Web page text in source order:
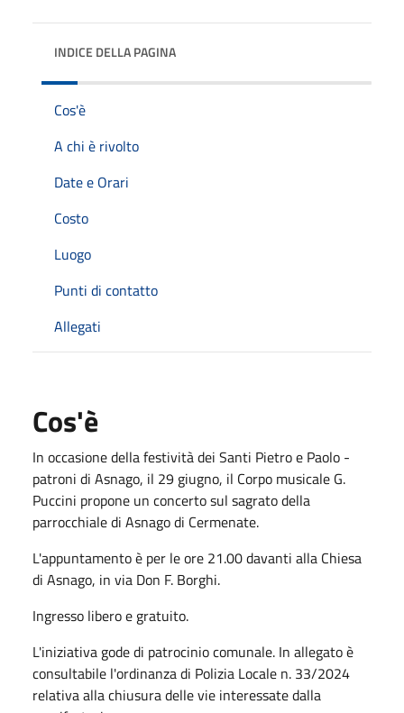
INDICE DELLA PAGINA
Cos'è
A chi è rivolto
Date e Orari
Costo
Luogo
Punti di contatto
Allegati
Cos'è
In occasione della festività dei Santi Pietro e Paolo -
patroni di Asnago, il 29 giugno, il Corpo musicale G.
Puccini propone un concerto sul sagrato della
parrocchiale di Asnago di Cermenate.
L'appuntamento è per le ore 21.00 davanti alla Chiesa
di Asnago, in via Don F. Borghi.
Ingresso libero e gratuito.
L'iniziativa gode di patrocinio comunale. In allegato è
consultabile l'ordinanza di Polizia Locale n. 33/2024
relativa alla chiusura delle vie interessate dalla